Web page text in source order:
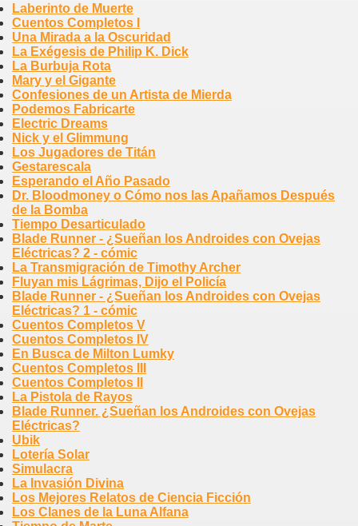
Laberinto de Muerte
Cuentos Completos I
Una Mirada a la Oscuridad
La Exégesis de Philip K. Dick
La Burbuja Rota
Mary y el Gigante
Confesiones de un Artista de Mierda
Podemos Fabricarte
Electric Dreams
Nick y el Glimmung
Los Jugadores de Titán
Gestarescala
Esperando el Año Pasado
Dr. Bloodmoney o Cómo nos las Apañamos Después
de la Bomba
Tiempo Desarticulado
Blade Runner - ¿Sueñan los Androides con Ovejas
Eléctricas? 2 - cómic
La Transmigración de Timothy Archer
Fluyan mis Lágrimas, Dijo el Policía
Blade Runner - ¿Sueñan los Androides con Ovejas
Eléctricas? 1 - cómic
Cuentos Completos V
Cuentos Completos IV
En Busca de Milton Lumky
Cuentos Completos III
Cuentos Completos II
La Pistola de Rayos
Blade Runner. ¿Sueñan los Androides con Ovejas
Eléctricas?
Ubik
Lotería Solar
Simulacra
La Invasión Divina
Los Mejores Relatos de Ciencia Ficción
Los Clanes de la Luna Alfana